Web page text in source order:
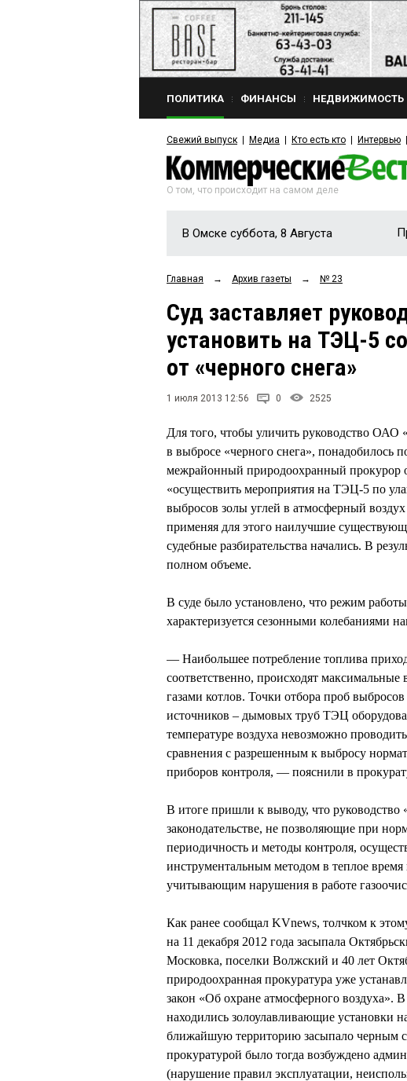
ПОЛИТИКА ФИНАНСЫ НЕДВИЖИМОСТЬ
Свежий выпуск Медиа Кто есть кто Интервью
О том, что происходит на самом деле
В Омске суббота, 8 Августа
Главная → Архив газеты → № 23
Суд заставляет
установить на ТЭЦ-5
от «черного снега»
1 июля 2013 12:56 0 2525
Для того, чтобы уличить руководство
в выбросе «черного снега», понадобилось
межрайонный природоохранный прокурор
«осуществить мероприятия на ТЭЦ-5 по
выбросов золы углей в атмосферный
применяя для этого наилучшие
судебные разбирательства начались. В
полном объеме.
В суде было установлено, что режим
характеризуется сезонными колебаниями
— Наибольшее потребление топлива
соответственно, происходят
газами котлов. Точки отбора проб
источников – дымовых труб ТЭЦ
температуре воздуха невозможно
сравнения с разрешенным к выбросу
приборов контроля, — пояснили в
В итоге пришли к выводу, что
законодательстве, не позволяющие при
периодичность и методы контроля,
инструментальным методом в теплое
учитывающим нарушения в работе
Как ранее сообщал KVnews, толчком к
на 11 декабря 2012 года засыпала
Московка, поселки Волжский и 40 лет
природоохранная прокуратура уже
закон «Об охране атмосферного воздуха».
находились золоулавливающие установки
ближайшую территорию засыпало черным
прокуратурой было тогда возбуждено
(нарушение правил эксплуатации,